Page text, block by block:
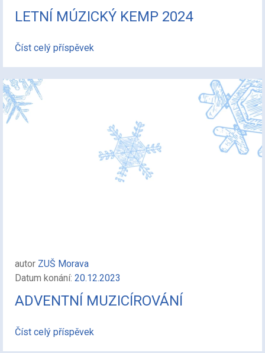
LETNÍ MÚZICKÝ KEMP 2024
Číst celý příspěvek
autor ZUŠ Morava
Datum konání: 20.12.2023
ADVENTNÍ MUZICÍROVÁNÍ
Číst celý příspěvek